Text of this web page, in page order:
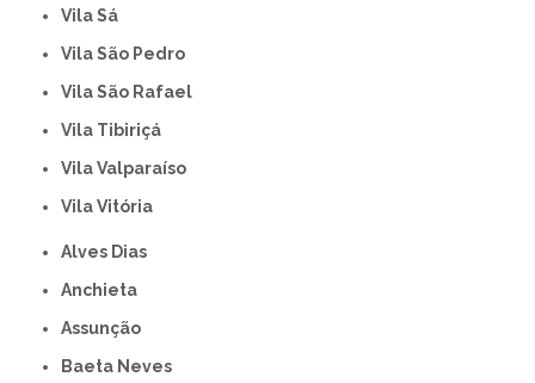
Vila Sá
Vila São Pedro
Vila São Rafael
Vila Tibiriçá
Vila Valparaíso
Vila Vitória
Alves Dias
Anchieta
Assunção
Baeta Neves